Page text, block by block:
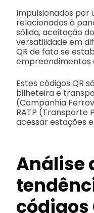
Impulsionados
relacionados à
sólida, aceitação
versatilidade em
QR de fato se
empreendimentos
Estes códigos QR
bilheteira e
(Companhia
RATP (Transporte
acessar estações
Análise
códigos